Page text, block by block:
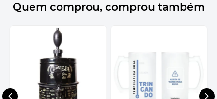
Quem comprou, comprou também